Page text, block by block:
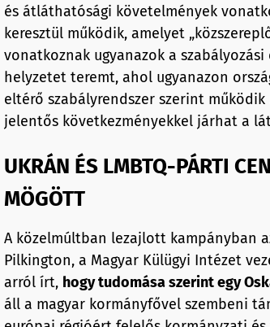
és átláthatósági követelmények
keresztül működik, amelyet
vonatkoznak ugyanazok a
helyzetet teremt, ahol ugyanazon
eltérő szabályrendszer szerint
jelentős következményekkel járhat a
UKRÁN ÉS LMBTQ-PÁRTI
MÖGÖTT
A közelmúltban lezajlott kampányban
Pilkington, a Magyar Külügyi Intézet
arról írt, hogy tudomása szerint egy
áll a magyar kormányfővel szembeni